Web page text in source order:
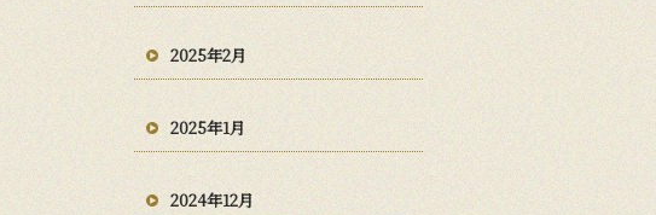
2025年2月
2025年1月
2024年12月